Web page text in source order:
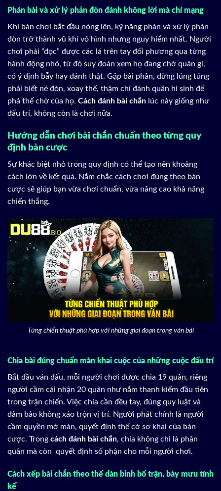
Phán bài và xử lý phản đòn đánh không lời mà chí mạng
Khi bàn chơi bắt đầu nóng lên, kỹ năng phán và xử lý phản
đòn trở thành vũ khí vô hình nhưng nguy hiểm nhất. Người
chơi phải “đọc” được các lá trên tay đối phương qua từng
hành động nhỏ, từ đó suy đoán xem họ đang chờ quân gì,
có ý định bẫy hay đánh thật. Gặp bài phản, đừng lúng túng
phải biết né đòn, xoay thế, thậm chí đánh quân hi sinh để
phá thế chờ của họ. Cách đánh bài chắn lúc này giống như
đấu trí, không còn là chơi nữa.
Hướng dẫn chơi bài chắn chuẩn theo từng quy
định bàn cược
Sự khác biệt nhỏ trong quy định có thể tạo nên khoảng
cách lớn về kết quả. Nắm chắc cách chơi đúng theo bàn
cược sẽ giúp bạn vừa chơi chuẩn, vừa nâng cao khả năng
chiến thắng.
Từng chiến thuật phù hợp với những giai đoạn trong ván bài
Chia bài đúng chuẩn màn khai cuộc của những cuộc đấu trí
Bắt đầu ván đấu, mỗi người chơi được chia 19 quân, riêng
người cầm cái nhận 20 quân như nắm thanh kiếm đầu tiên
trong trận chiến. Việc chia cần đều tay, đúng quy luật và
đảm bảo không xáo trộn vị trí. Người phát chính là người
cầm quyền mở màn, quyết định thế cờ sơ khai của bàn
cược. Trong cách đánh bài chắn, chia không chỉ là phân
quân mà còn quyết định số phận cho mỗi người chơi.
Cách xếp bài chắn theo thế dàn binh bố trận, bày mưu tính
kế